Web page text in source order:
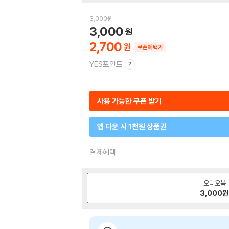
3,000원
2,700
3,000
쿠폰혜택가
YES포인트
사용 가능한 쿠폰 받기
앱 다운 시 1천원 상품권
결제혜택
오디오북
3,000원